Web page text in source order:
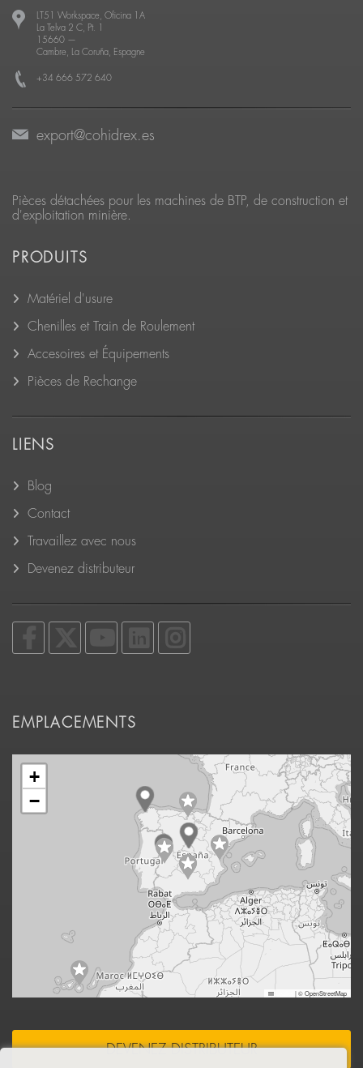
LT51 Workspace, Oficina 1A
La Telva 2 C, Pt. 1
15660 —
Cambre, La Coruña, Espagne
+34 666 572 640
export@cohidrex.es
Pièces détachées pour les machines de BTP, de construction et
d'exploitation minière.
PRODUITS
Matériel d'usure
Chenilles et Train de Roulement
Accesoires et Équipements
Pièces de Rechange
LIENS
Blog
Contact
Travaillez avec nous
Devenez distributeur
EMPLACEMENTS
+
−
|© OpenStreetMap
DEVENEZ DISTRIBUTEUR